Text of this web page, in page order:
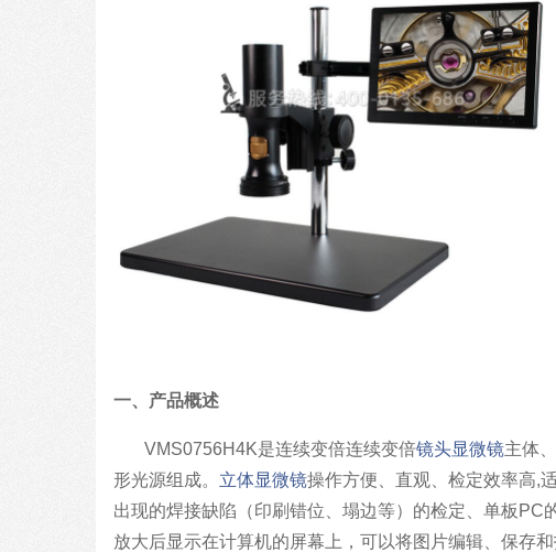
一、产品概述
VMS0756H4K是连续变倍连续变倍镜头显微镜主体
形光源组成。 立体显微镜操作方便、直观、检定效率高,
出现的焊接缺陷（印刷错位、塌边等）的检定、单板PC
放大后显示在计算机的屏幕上，可以将图片编辑、保存